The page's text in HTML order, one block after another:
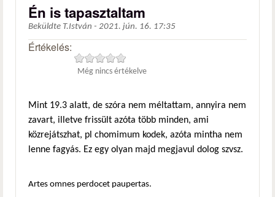
Én is tapasztaltam
Beküldte T.István - 2021. jún. 16. 17:35
Értékelés:
Még nincs értékelve
Mint 19.3 alatt, de szóra nem méltattam, annyira nem
zavart, illetve frissült azóta több minden, ami
közrejátszhat, pl chomimum kodek, azóta mintha nem
lenne fagyás. Ez egy olyan majd megjavul dolog szvsz.
Artes omnes perdocet paupertas.